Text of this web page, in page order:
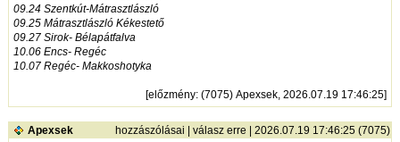
09.24 Szentkút-Mátrasztlászló
09.25 Mátrasztlászló Kékestető
09.27 Sirok- Bélapátfalva
10.06 Encs- Regéc
10.07 Regéc- Makkoshotyka
[előzmény: (7075) Apexsek, 2026.07.19 17:46:25]
Apexsek hozzászólásai |válasz erre | 2026.07.19 17:46:25 (7075)